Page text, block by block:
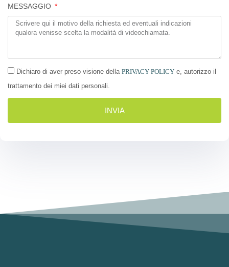
MESSAGGIO
Dichiaro di aver preso visione della PRIVACY POLICY e, autorizzo il
trattamento dei miei dati personali.
INVIA